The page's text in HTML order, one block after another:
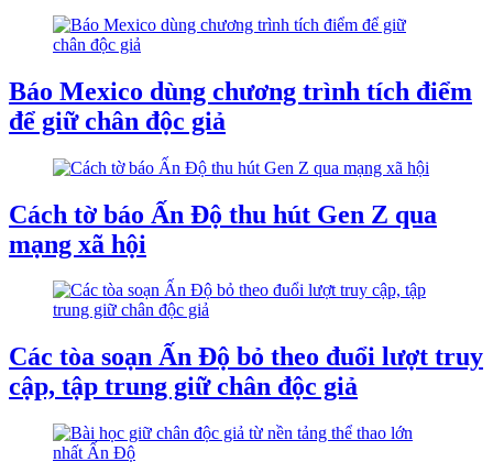
Báo Mexico dùng chương trình tích điểm
để giữ chân độc giả
Cách tờ báo Ấn Độ thu hút Gen Z qua
mạng xã hội
Các tòa soạn Ấn Độ bỏ theo đuổi lượt truy
cập, tập trung giữ chân độc giả